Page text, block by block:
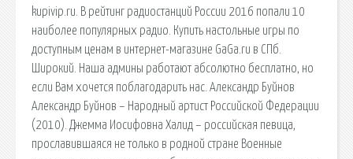
kupivip.ru. В рейтинг радиостанций России 2016 попали 10
наиболее популярных радио. Купить настольные игры по
доступным ценам в интернет-магазине GaGa.ru в СПб.
Широкий. Наша админы работают абсолютно бесплатно, но
если Вам хочется поблагодарить нас. Александр Буйнов
Александр Буйнов – Народный артист Российской Федерации
(2010). Джемма Иосифовна Халид – российская певица,
прославившаяся не только в родной стране Военные